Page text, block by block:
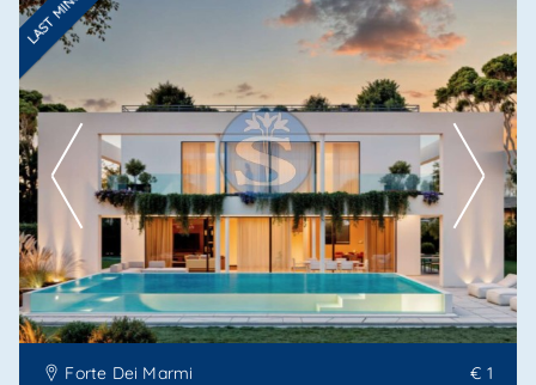
Ti interessa?
Contatta
--------------------
Vedi tutti i dettagli
Forte Dei Marmi € 1